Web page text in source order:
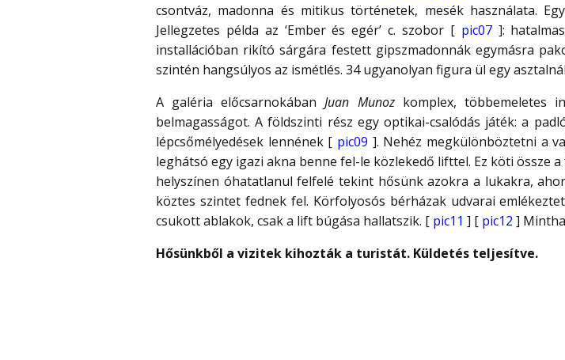
csontváz, madonna és mitikus történetek, mesék használata.
Jellegzetes példa az ‘Ember és egér’ c. szobor [ pic07]:
installációban rikító sárgára festett gipszmadonnák egymásra
szintén hangsúlyos az ismétlés. 34 ugyanolyan figura ül egy
A galéria előcsarnokábanJuan Munozkomplex, többemeletes
belmagasságot. A földszinti rész egy optikai-csalódás játék: a
lépcsőmélyedések lennének [ pic09 ]. Nehéz megkülönböztetni a
leghátsó egy igazi akna benne fel-le közlekedő lifttel. Ez köti össze
helyszínen óhatatlanul felfelé tekint hősünk azokra a lukakra,
köztes szintet fednek fel. Körfolyosós bérházak udvarai
csukott ablakok, csak a lift búgása hallatszik. [ pic11 ] [ pic12 ]
Hősünkből a vizitek kihozták a turistát. Küldetés teljesítve.